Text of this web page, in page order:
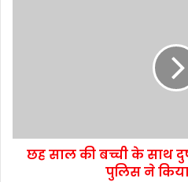
छह साल की बच्ची के साथ
पुलिस ने